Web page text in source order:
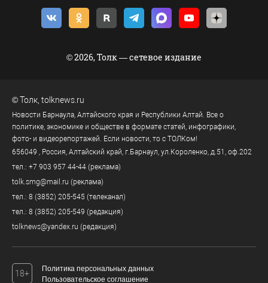
© 2026, Толк — сетевое издание
©Толк tolknews.ru
Новости Барнаула, Алтайского края и Республики Алтай. Все о
политике, экономике и обществе в формате статей, инфографики,
фото- и видеорепортажей. Если новости, то с ТОЛКом!
656049 , Россия, Алтайский край, г.Барнаул, ул.Короленко, д.51, оф.202
тел.: +7 903 957 44-44 (реклама)
tolk.smg@mail.ru (реклама)
тел.: 8 (3852) 205-545 (телеканал)
тел.: 8 (3852) 205-549 (редакция)
tolknews@yandex.ru (редакция)
18+
Политика персональных данных
Пользовательское соглашение